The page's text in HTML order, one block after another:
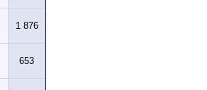
1 876
653